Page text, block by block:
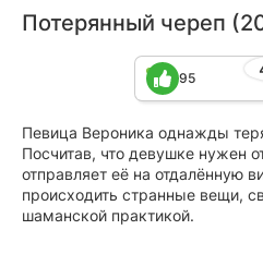
Потерянный череп
95
Певица Вероника однажды
Посчитав, что девушке нужен
отправляет её на отдалённую
происходить странные вещи,
шаманской практикой.